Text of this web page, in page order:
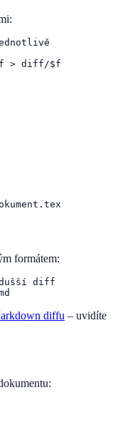
> diff/$f
formátem:
diff
diffu – uvidíte